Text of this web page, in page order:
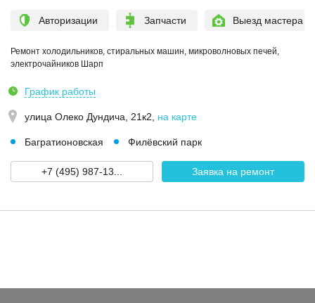
Авторизации Запчасти Выезд мастера
Ремонт холодильников, стиральных машин, микроволновых печей,
электрочайников Шарп
График работы
улица Олеко Дундича, 21к2 на карте
Багратионовская Филёвский парк
+7 (495) 987-13... Заявка на ремонт